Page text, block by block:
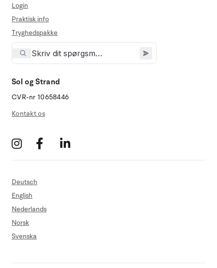
Login
Praktisk info
Tryghedspakke
Sol og Strand
CVR-nr 10658446
Kontakt os
Deutsch
English
Nederlands
Norsk
Svenska